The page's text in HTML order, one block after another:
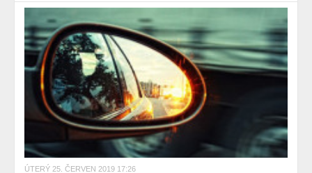
ÚTERÝ 25. ČERVEN 2019 17:26